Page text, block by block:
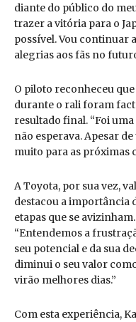
diante do público do
trazer a vitória para o
possível. Vou continuar
alegrias aos fãs no
O piloto reconheceu
durante o rali foram
resultado final. “Foi
não esperava. Apesar
muito para as próximas
A Toyota, por sua vez,
destacou a importância
etapas que se
“Entendemos a
seu potencial e da sua
diminui o seu valor
virão melhores dias.”
Com esta experiência,